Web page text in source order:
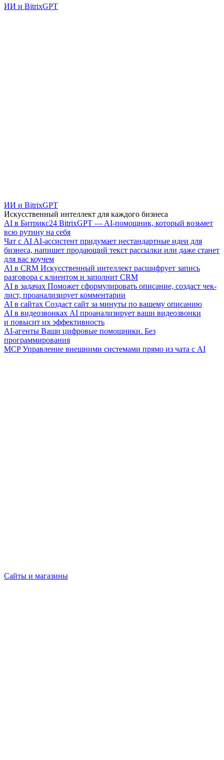
ИИ и BitrixGPT
ИИ и BitrixGPT
Искусственный интеллект для каждого бизнеса
AI в Битрикс24 BitrixGPT — AI-помощник, который возьмет
всю рутину на себя
Чат с AI AI-ассистент придумает нестандартные идеи для
бизнеса, напишет продающий текст рассылки или даже станет
для вас коучем
AI в CRM Искусственный интеллект расшифрует запись
разговора с клиентом и заполнит CRM
AI в задачах Поможет сформулировать описание, создаст чек-
лист, проанализирует комментарии
AI в сайтах Создаст сайт за минуты по вашему описанию
AI в видеозвонках AI проанализирует ваши видеозвонки
и повысит их эффективность
AI-агенты Ваши цифровые помощники. Без
программирования
MCP Управление внешними системами прямо из чата с AI
Сайты и магазины